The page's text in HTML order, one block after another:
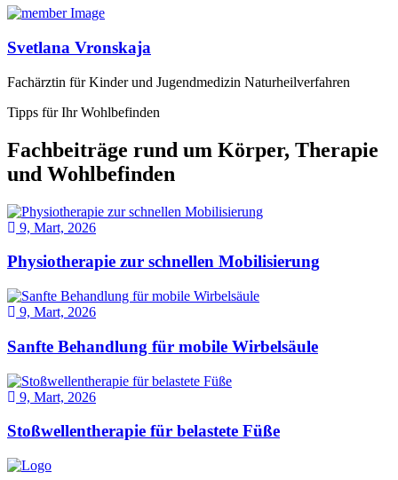
Svetlana Vronskaja
Fachärztin für Kinder und Jugendmedizin Naturheilverfahren
Tipps für Ihr Wohlbefinden
Fachbeiträge rund um Körper, Therapie
und Wohlbefinden
9, Mart, 2026
Physiotherapie zur schnellen Mobilisierung
9, Mart, 2026
Sanfte Behandlung für mobile Wirbelsäule
9, Mart, 2026
Stoßwellentherapie für belastete Füße